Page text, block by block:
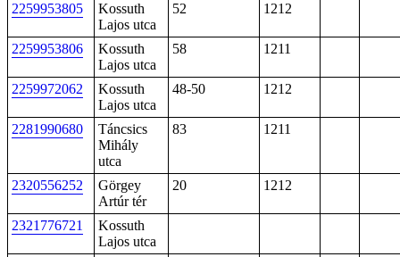
2259953805
Kossuth
Lajos utca
52 1212
2259953806
Kossuth
Lajos utca
58 1211
2259972062
Kossuth
Lajos utca
48-50 1212
2281990680
Táncsics
Mihály
utca
83 1211
2320556252
Görgey
Artúr tér
20 1212
2321776721
Kossuth
Lajos utca